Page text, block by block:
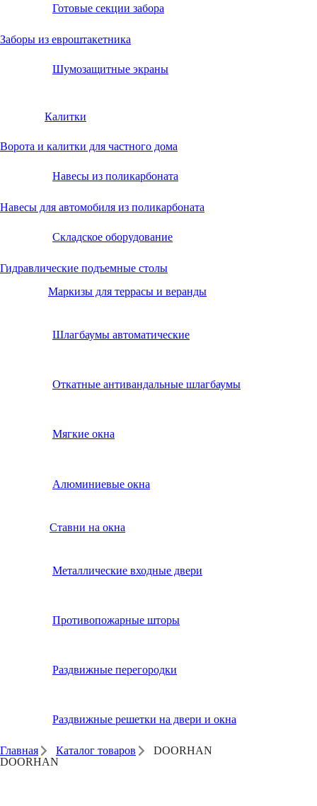
Готовые секции забора
Заборы из евроштакетника
Шумозащитные экраны
Калитки
Ворота и калитки для частного дома
Навесы из поликарбоната
Навесы для автомобиля из поликарбоната
Складское оборудование
Гидравлические подъемные столы
Маркизы для террасы и веранды
Шлагбаумы автоматические
Откатные антивандальные шлагбаумы
Мягкие окна
Алюминиевые окна
Ставни на окна
Металлические входные двери
Противопожарные шторы
Раздвижные перегородки
Раздвижные решетки на двери и окна
Главная Каталог товаров
DOORHAN
DOORHAN